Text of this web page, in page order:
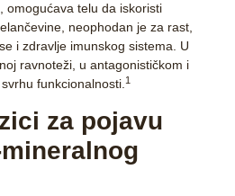
omogućava telu da iskoristi
neophodan je za rast,
i zdravlje imunskog sistema. U
ravnoteži, u antagonističkom i
funkcionalnosti.1
za pojavu